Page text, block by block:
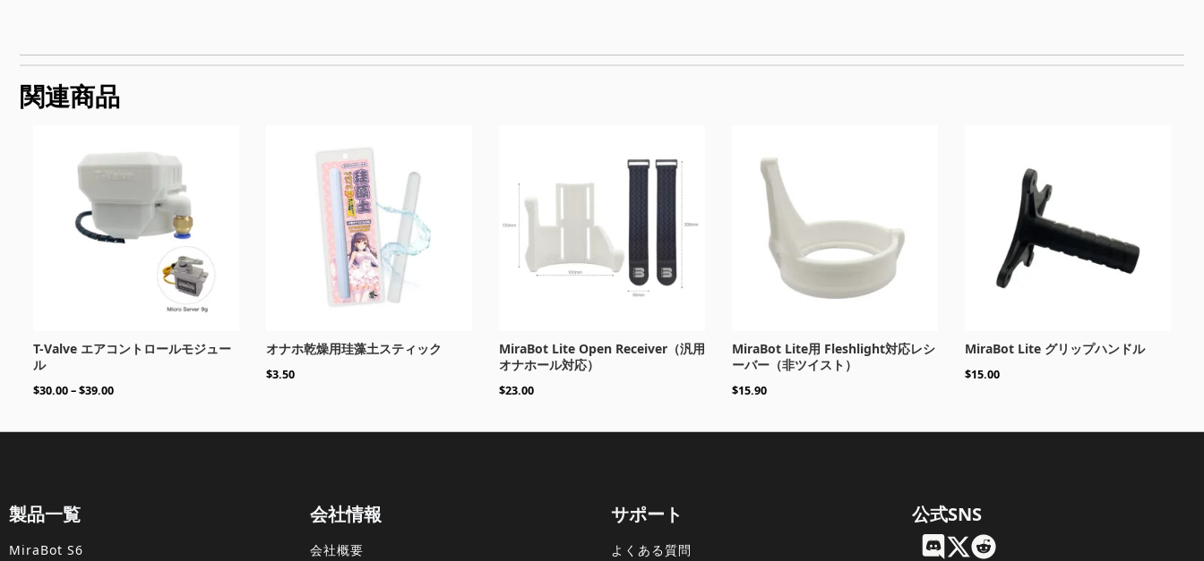
関連商品
T-Valve エアコントロールモジュー
ル
$30.00–$39.00
$30.00
–
オナホ乾燥用珪藻土スティック
$3.50
MiraBot Lite Open Receiver（汎用
オナホール対応）
$23.00
MiraBot Lite用 Fleshlight対応レシ
ーバー（非ツイスト）
$15.90
MiraBot Lite グリップハンドル
$15.00
製品一覧
MiraBot S6
会社情報
会社概要
サポート
よくある質問
公式SNS
English